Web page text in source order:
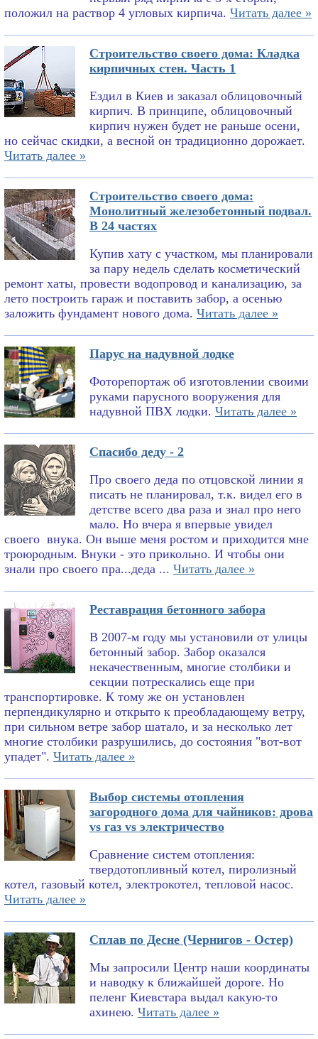
положил на раствор 4 угловых кирпича. Читать далее »
Строительство своего дома: Кладка
кирпичных стен. Часть 1
Ездил в Киев и заказал облицовочный
кирпич. В принципе, облицовочный
кирпич нужен будет не раньше осени,
но сейчас скидки, а весной он традиционно дорожает.
Читать далее »
Строительство своего дома:
Монолитный железобетонный подвал.
В 24 частях
Купив хату с участком, мы планировали
за пару недель сделать косметический
ремонт хаты, провести водопровод и канализацию, за
лето построить гараж и поставить забор, а осенью
заложить фундамент нового дома. Читать далее »
Парус на надувной лодке
Фоторепортаж об изготовлении своими
руками парусного вооружения для
надувной ПВХ лодки. Читать далее »
Спасибо деду - 2
Про своего деда по отцовской линии я
писать не планировал, т.к. видел его в
детстве всего два раза и знал про него
мало. Но вчера я впервые увидел
своего внука. Он выше меня ростом и приходится мне
троюродным. Внуки - это прикольно. И чтобы они
знали про своего пра...деда ... Читать далее »
Реставрация бетонного забора
В 2007-м году мы установили от улицы
бетонный забор. Забор оказался
некачественным, многие столбики и
секции потрескались еще при
транспортировке. К тому же он установлен
перпендикулярно и открыто к преобладающему ветру,
при сильном ветре забор шатало, и за несколько лет
многие столбики разрушились, до состояния "вот-вот
упадет". Читать далее »
Выбор системы отопления
загородного дома для чайников: дрова
vs газ vs электричество
Сравнение систем отопления:
твердотопливный котел, пиролизный
котел, газовый котел, электрокотел, тепловой насос.
Читать далее »
Сплав по Десне (Чернигов - Остер)
Мы запросили Центр наши координаты
и наводку к ближайшей дороге. Но
пеленг Киевстара выдал какую-то
ахинею. Читать далее »